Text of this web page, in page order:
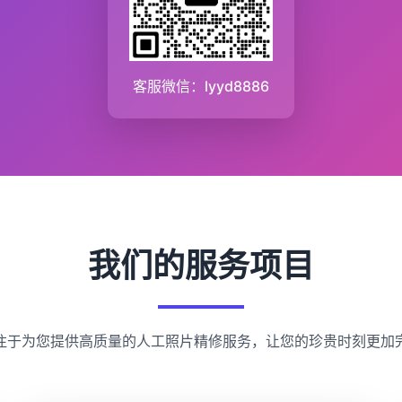
客服微信：lyyd8886
我们的服务项目
于为您提供高质量的人工照片精修服务，让您的珍贵时刻更加